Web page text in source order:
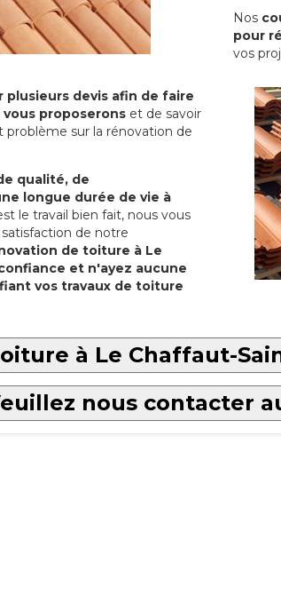
Nos
pour
vos
plusieurs devis afin de faire
proposerons et de savoir
sur la rénovation de
qualité, de
longue durée de vie à
le travail bien fait, nous vous
de notre
de toiture à Le
et n'ayez aucune
vos travaux de toiture
à Le Chaffaut-
nous contacter